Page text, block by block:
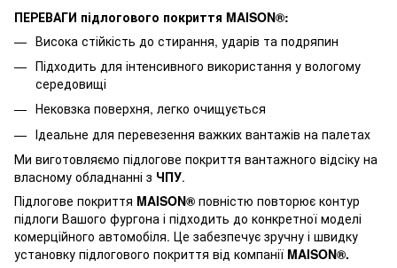
ПЕРЕВАГИ підлогового покриття MAISON®:
Висока стійкість до стирання, ударів та подряпин
Підходить для інтенсивного використання у вологому
середовищі
Нековзка поверхня, легко очищується
Ідеальне для перевезення важких вантажів на палетах
Ми виготовляємо підлогове покриття вантажного відсіку на
власному обладнанні з ЧПУ.
Підлогове покриття MAISON® повністю повторює контур
підлоги Вашого фургона і підходить до конкретної моделі
комерційного автомобіля. Це забезпечує зручну і швидку
установку підлогового покриття від компанії MAISON®.